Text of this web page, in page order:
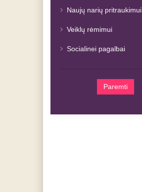
Naujų narių pritraukimui
Veiklų rėmimui
Socialinei pagalbai
Paremti